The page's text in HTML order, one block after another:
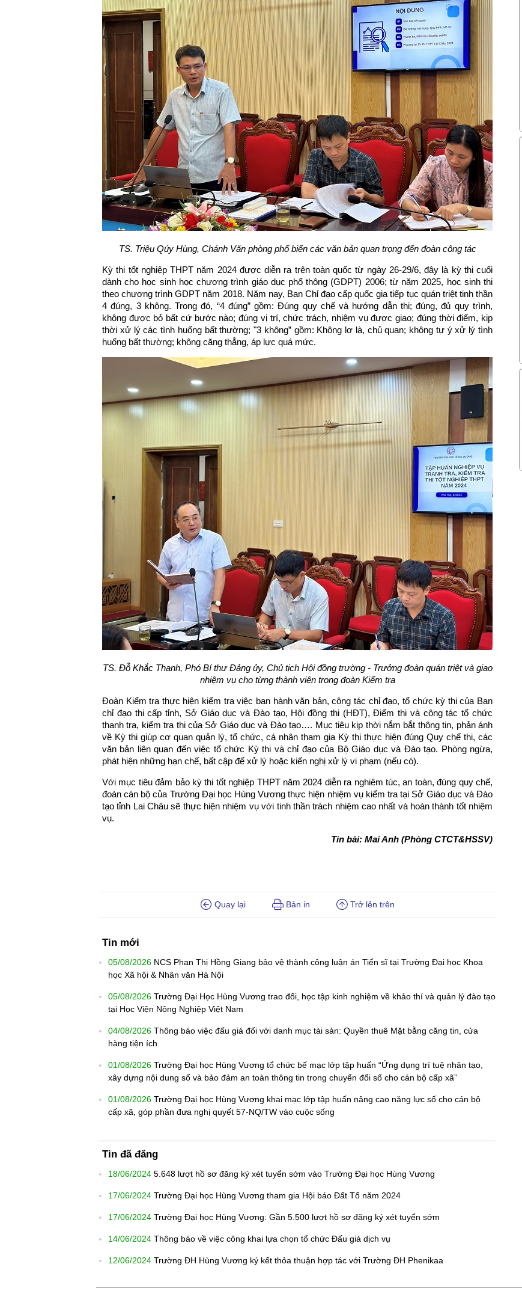
TS. Triệu Qúy Hùng, Chánh Văn phòng phổ biến các văn bản quan trọng đến đoàn công tác
Kỳ thi tốt nghiệp THPT năm 2024 được diễn ra trên toàn quốc từ ngày 26-29/6, đây là kỳ thi cuối
dành cho học sinh học chương trình giáo dục phổ thông (GDPT) 2006; từ năm 2025, học sinh thi
theo chương trình GDPT năm 2018. Năm nay, Ban Chỉ đạo cấp quốc gia tiếp tục quán triệt tinh thần
4 đúng, 3 không. Trong đó, “4 đúng” gồm: Đúng quy chế và hướng dẫn thi; đúng, đủ quy trình,
không được bỏ bất cứ bước nào; đúng vị trí, chức trách, nhiệm vụ được giao; đúng thời điểm, kịp
thời xử lý các tình huống bất thường; "3 không” gồm: Không lơ là, chủ quan; không tự ý xử lý tình
huống bất thường; không căng thẳng, áp lực quá mức.
TS. Đỗ Khắc Thanh, Phó Bí thư Đảng ủy, Chủ tịch Hội đồng trường - Trưởng đoàn quán triệt và giao
nhiệm vụ cho từng thành viên trong đoàn Kiểm tra
Đoàn Kiểm tra thực hiện kiểm tra việc ban hành văn bản, công tác chỉ đạo, tổ chức kỳ thi của Ban
chỉ đạo thi cấp tỉnh, Sở Giáo dục và Đào tạo, Hội đồng thi (HĐT), Điểm thi và công tác tổ chức
thanh tra, kiểm tra thi của Sở Giáo dục và Đào tạo…. Mục tiêu kịp thời nắm bắt thông tin, phản ánh
về Kỳ thi giúp cơ quan quản lý, tổ chức, cá nhân tham gia Kỳ thi thực hiện đúng Quy chế thi, các
văn bản liên quan đến việc tổ chức Kỳ thi và chỉ đạo của Bộ Giáo dục và Đào tạo. Phòng ngừa,
phát hiện những hạn chế, bất cập để xử lý hoặc kiến nghị xử lý vi phạm (nếu có).
Với mục tiêu đảm bảo kỳ thi tốt nghiệp THPT năm 2024 diễn ra nghiêm túc, an toàn, đúng quy chế,
đoàn cán bộ của Trường Đại học Hùng Vương thực hiện nhiệm vụ kiểm tra tại Sở Giáo dục và Đào
tạo tỉnh Lai Châu sẽ thực hiện nhiệm vụ với tinh thần trách nhiệm cao nhất và hoàn thành tốt nhiệm
vụ.
Tin bài: Mai Anh (Phòng CTCT&HSSV)
Quay lại Bản in Trở lên trên
Tin mới
05/08/2026 NCS Phan Thị Hồng Giang bảo vệ thành công luận án Tiến sĩ tại Trường Đại học Khoa
học Xã hội & Nhân văn Hà Nội
05/08/2026 Trường Đại Học Hùng Vương trao đổi, học tập kinh nghiệm về khảo thí và quản lý đào tạo
tại Học Viện Nông Nghiệp Việt Nam
04/08/2026 Thông báo việc đấu giá đối với danh mục tài sản: Quyền thuê Mặt bằng căng tin, cửa
hàng tiện ích
01/08/2026 Trường Đại học Hùng Vương tổ chức bế mạc lớp tập huấn “Ứng dụng trí tuệ nhân tạo,
xây dựng nội dung số và bảo đảm an toàn thông tin trong chuyển đổi số cho cán bộ cấp xã”
01/08/2026 Trường Đại học Hùng Vương khai mạc lớp tập huấn nâng cao năng lực số cho cán bộ
cấp xã, góp phần đưa nghị quyết 57-NQ/TW vào cuộc sống
Tin đã đăng
18/06/2024 5.648 lượt hồ sơ đăng ký xét tuyển sớm vào Trường Đại học Hùng Vương
17/06/2024 Trường Đại học Hùng Vương tham gia Hội báo Đất Tổ năm 2024
17/06/2024 Trường Đại học Hùng Vương: Gần 5.500 lượt hồ sơ đăng ký xét tuyển sớm
14/06/2024 Thông báo về việc công khai lựa chọn tổ chức Đấu giá dịch vụ
12/06/2024 Trường ĐH Hùng Vương ký kết thỏa thuận hợp tác với Trường ĐH Phenikaa